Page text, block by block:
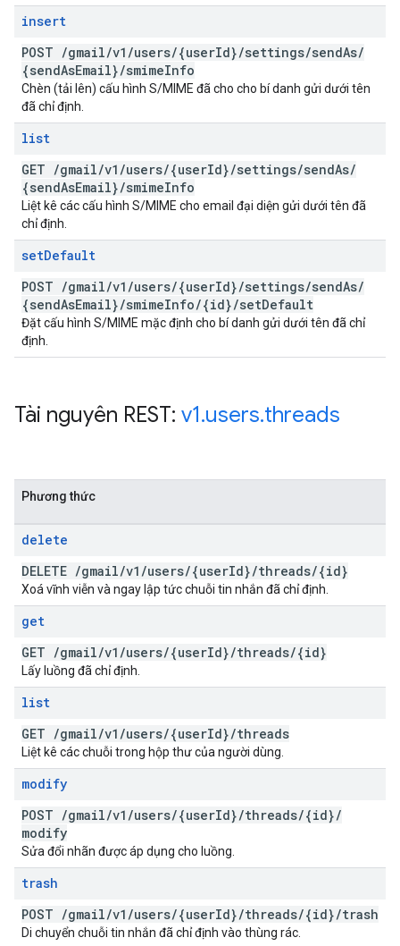
insert
POST /gmail/v1 /users/{userId}/settings/sendAs/
{sendAsEmail}/smimeInfo
Chèn (tải lên) cấu hình S/MIME đã cho cho bí danh gửi dưới tên
đã chỉ định.
list
GET /gmail/v1 /users/{userId}/settings/sendAs/
{sendAsEmail}/smimeInfo
Liệt kê các cấu hình S/MIME cho email đại diện gửi dưới tên đã
chỉ định.
setDefault
POST /gmail/v1 /users/{userId}/settings/sendAs/
{sendAsEmail}/smimeInfo/{id}/setDefault
Đặt cấu hình S/MIME mặc định cho bí danh gửi dưới tên đã chỉ
định.
Tài nguyên REST: v1.users.threads
Phương thức
delete
DELETE /gmail/v1 /users/{userId}/threads/{id}
Xoá vĩnh viễn và ngay lập tức chuỗi tin nhắn đã chỉ định.
get
GET /gmail/v1 /users/{userId}/threads/{id}
Lấy luồng đã chỉ định.
list
GET /gmail/v1 /users/{userId}/threads
Liệt kê các chuỗi trong hộp thư của người dùng.
modify
POST /gmail/v1 /users/{userId}/threads/{id}/
modify
Sửa đổi nhãn được áp dụng cho luồng.
trash
POST /gmail/v1 /users/{userId}/threads/{id}/trash
Di chuyển chuỗi tin nhắn đã chỉ định vào thùng rác.